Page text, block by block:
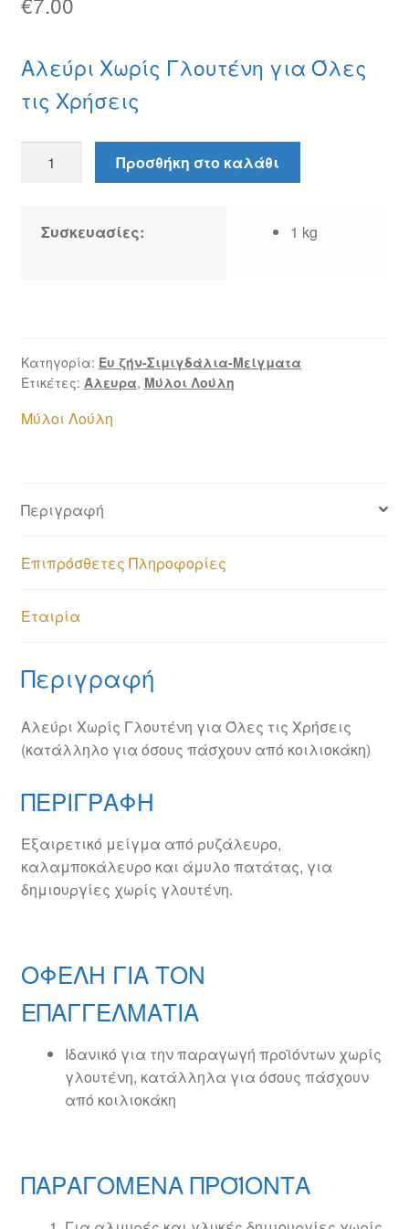
Αλεύρι Χωρίς Γλουτένη για Όλες
τις Χρήσεις
Χωρίς
Όλες
Προσθήκη στο καλάθι
Συσκευασίες: 1 kg
Κατηγορία: Ευ ζήν-Σιμιγδάλια-Μείγματα
Ετικέτες: Άλευρα, Μύλοι Λούλη
Μύλοι Λούλη
Περιγραφή
Επιπρόσθετες Πληροφορίες
Εταιρία
Περιγραφή
Αλεύρι Χωρίς Γλουτένη για Όλες τις Χρήσεις
(κατάλληλο για όσους πάσχουν από κοιλιοκάκη)
ΠΕΡΙΓΡΑΦΗ
Εξαιρετικό μείγμα από ρυζάλευρο,
καλαμποκάλευρο και άμυλο πατάτας, για
δημιουργίες χωρίς γλουτένη.
ΟΦΕΛΗ ΓΙΑ ΤΟΝ
ΕΠΑΓΓΕΛΜΑΤΙΑ
Ιδανικό για την παραγωγή προϊόντων χωρίς
γλουτένη, κατάλληλα για όσους πάσχουν
από κοιλιοκάκη
ΠΑΡΑΓΟΜΕΝΑ ΠΡΟΪΟΝΤΑ